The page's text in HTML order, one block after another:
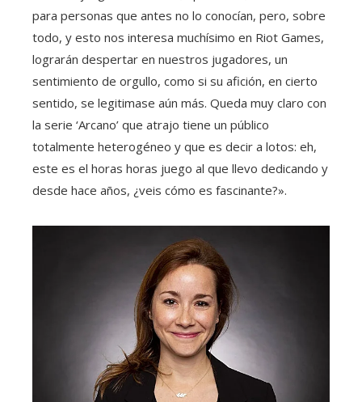
para personas que antes no lo conocían, pero, sobre
todo, y esto nos interesa muchísimo en Riot Games,
lograrán despertar en nuestros jugadores, un
sentimiento de orgullo, como si su afición, en cierto
sentido, se legitimase aún más. Queda muy claro con
la serie ‘Arcano’ que atrajo tiene un público
totalmente heterogéneo y que es decir a lotos: eh,
este es el horas horas juego al que llevo dedicando y
desde hace años, ¿veis cómo es fascinante?».